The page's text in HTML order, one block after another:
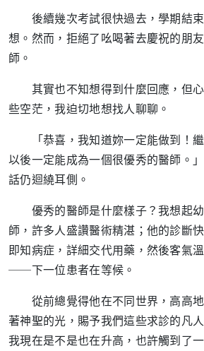
後續幾次考試很快過去，學期結束
想。然而，拒絕了吆喝著去慶祝的朋
師。
其實也不知想得到什麼回應，但心
些空茫，我迫切地想找人聊聊。
「恭喜，我知道妳一定能做到！繼
以後一定能成為一個很優秀的醫師。
話仍迴繞耳側。
優秀的醫師是什麼樣子？我想起
師，許多人盛讚醫術精湛；他的診斷
即知病症，詳細交代用藥，然後客氣
──下一位患者在等候。
從前總覺得他在不同世界，高高
著神聖的光，賜予我們這些求診的凡
我現在是不是也在升高，也許觸到了